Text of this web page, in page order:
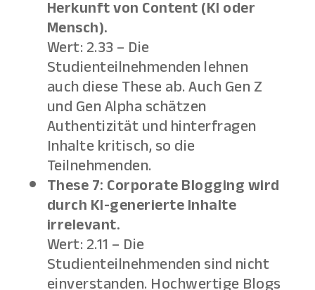
Herkunft von Content (KI oder
Mensch).
Wert: 2.33 – Die
Studienteilnehmenden lehnen
auch diese These ab. Auch Gen Z
und Gen Alpha schätzen
Authentizität und hinterfragen
Inhalte kritisch, so die
Teilnehmenden.
These 7: Corporate Blogging wird
durch KI-generierte Inhalte
irrelevant.
Wert: 2.11 – Die
Studienteilnehmenden sind nicht
einverstanden. Hochwertige Blogs